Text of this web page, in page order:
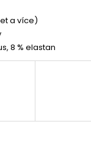
a více)
8 % elastan